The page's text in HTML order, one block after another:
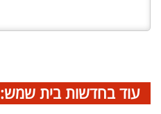
עוד בחדשות בית שמש: